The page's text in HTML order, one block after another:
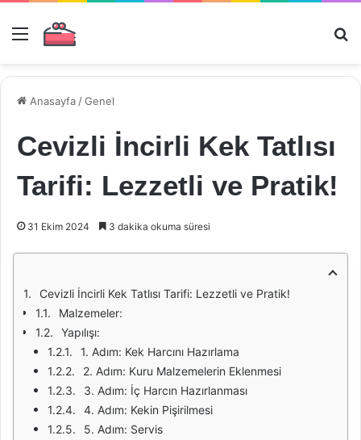
Menü
Anasayfa /Genel
Cevizli İncirli Kek Tatlısı
Tarifi: Lezzetli ve Pratik!
31 Ekim 2024 3 dakika okuma süresi
Cevizli İncirli Kek Tatlısı Tarifi: Lezzetli ve Pratik!
Malzemeler:
Yapılışı:
1. Adım: Kek Harcını Hazırlama
2. Adım: Kuru Malzemelerin Eklenmesi
3. Adım: İç Harcın Hazırlanması
4. Adım: Kekin Pişirilmesi
5. Adım: Servis